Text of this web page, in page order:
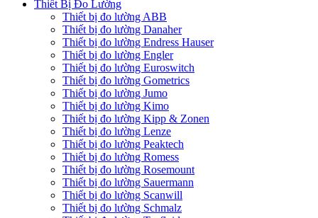
Thiết Bị Đo Lường
Thiết bị đo lường ABB
Thiết bị đo lường Danaher
Thiết bị đo lường Endress Hauser
Thiết bị đo lường Engler
Thiết bị đo lường Euroswitch
Thiết bị đo lường Gometrics
Thiết bị đo lường Jumo
Thiết bị đo lường Kimo
Thiết bị đo lường Kipp & Zonen
Thiết bị đo lường Lenze
Thiết bị đo lường Peaktech
Thiết bị đo lường Romess
Thiết bị đo lường Rosemount
Thiết bị đo lường Sauermann
Thiết bị đo lường Scanwill
Thiết bị đo lường Schmalz